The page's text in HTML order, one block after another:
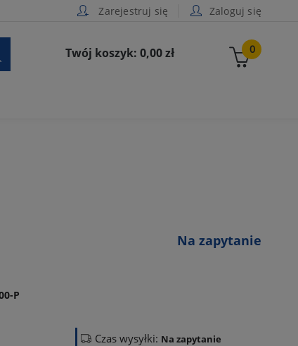
Zarejestruj się Zaloguj się
0
Twój koszyk: 0,00 zł
Na zapytanie
P
Czas wysyłki: Na zapytanie